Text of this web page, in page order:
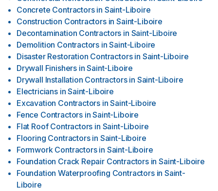
Concrete Contractors in Saint-Liboire
Construction Contractors in Saint-Liboire
Decontamination Contractors in Saint-Liboire
Demolition Contractors in Saint-Liboire
Disaster Restoration Contractors in Saint-Liboire
Drywall Finishers in Saint-Liboire
Drywall Installation Contractors in Saint-Liboire
Electricians in Saint-Liboire
Excavation Contractors in Saint-Liboire
Fence Contractors in Saint-Liboire
Flat Roof Contractors in Saint-Liboire
Flooring Contractors in Saint-Liboire
Formwork Contractors in Saint-Liboire
Foundation Crack Repair Contractors in Saint-Liboire
Foundation Waterproofing Contractors in Saint-
Liboire